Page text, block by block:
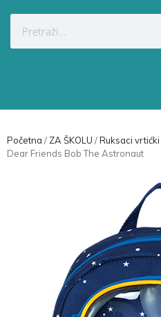
Početna / ZA ŠKOLU /Ruksaci vrtićki
Dear Friends Bob The Astronaut